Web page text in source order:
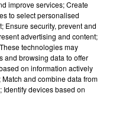
porte un regard
le jeudi à
improve services; Create
to select personalised
Ensure security, prevent and
advertising and content;
technologies may
and browsing data to offer
on information actively
and combine data from
Identify devices based on